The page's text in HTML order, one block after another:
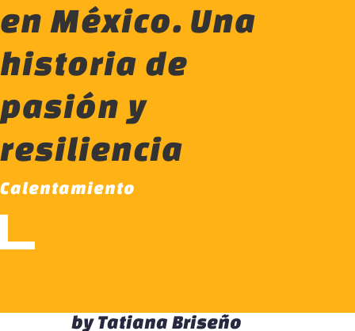
en México. Una
historia de
pasión y
resiliencia
Calentamiento
byTatiana Briseño